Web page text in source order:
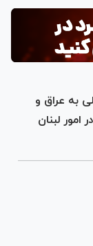
به عراق و
امور لبنان